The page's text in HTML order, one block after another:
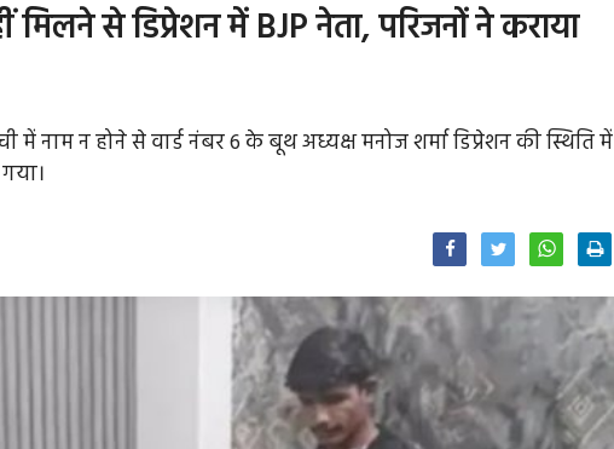
मिलने से डिप्रेशन में BJP नेता, परिजनों ने कराया
में नाम न होने से वार्ड नंबर 6 के बूथ अध्यक्ष मनोज शर्मा डिप्रेशन की स्थिति में